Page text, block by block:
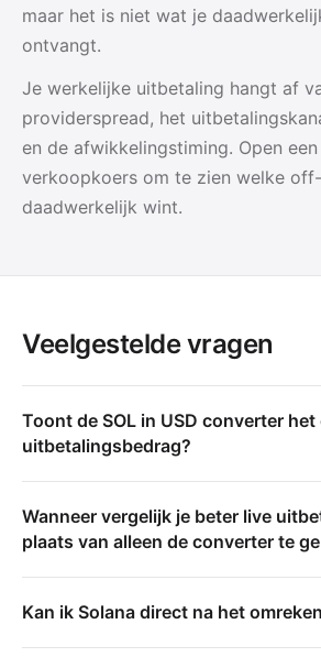
maar het is niet wat je
ontvangt.
Je werkelijke uitbetaling hangt af
providerspread, het
en de afwikkelingstiming. Open
verkoopkoers om te zien welke
daadwerkelijk wint.
Veelgestelde vragen
Toont de SOL in USD converter
uitbetalingsbedrag?
Wanneer vergelijk je beter live
plaats van alleen de converter te
Kan ik Solana direct na het